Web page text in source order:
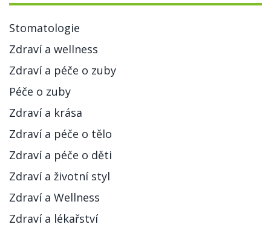
Stomatologie
Zdraví a wellness
Zdraví a péče o zuby
Péče o zuby
Zdraví a krása
Zdraví a péče o tělo
Zdraví a péče o děti
Zdraví a životní styl
Zdraví a Wellness
Zdraví a lékařství